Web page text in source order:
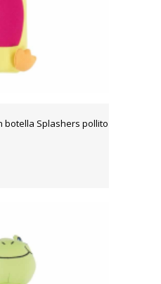
botella Splashers pollito